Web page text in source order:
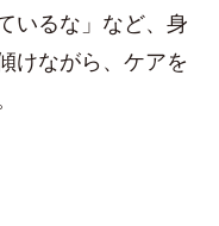
いるな」など、身
けながら、ケアを